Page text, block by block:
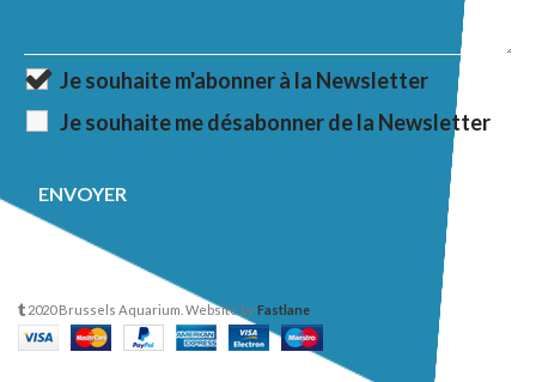
Je souhaite m'abonner à la Newsletter
Je souhaite me désabonner de la Newsletter
2020 Brussels Aquarium. Website byFastlane